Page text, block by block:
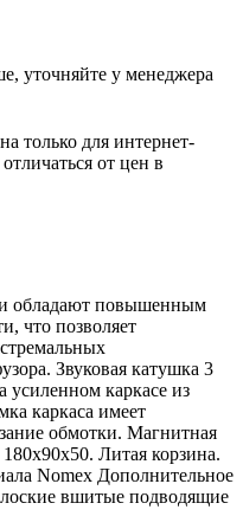
уточняйте у менеджера
только для интернет-
от цен в
обладают повышенным
что позволяет
Звуковая катушка 3
каркасе из
каркаса имеет
обмотки. Магнитная
Литая корзина.
Nomex Дополнительное
вшитые подводящие